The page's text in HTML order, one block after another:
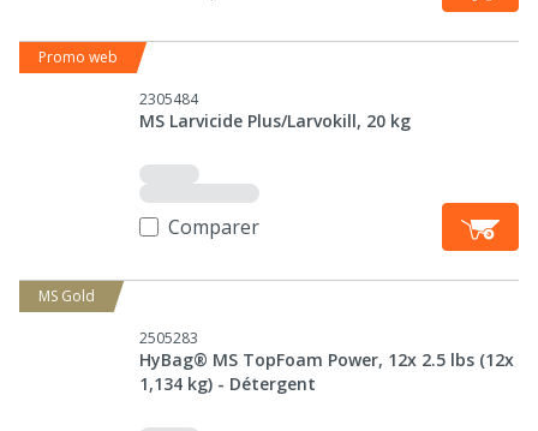
Promo web
2305484
MS Larvicide Plus/Larvokill, 20 kg
Comparer
MS Gold
2505283
HyBag® MS TopFoam Power, 12x 2.5 lbs (12x
1,134 kg) - Détergent